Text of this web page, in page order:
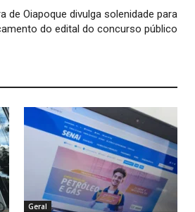
de Oiapoque divulga solenidade para
do edital do concurso público
Geral